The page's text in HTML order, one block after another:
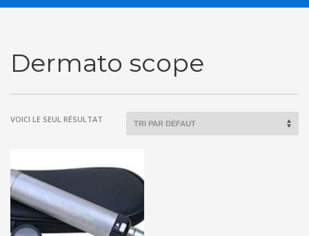
Dermato scope
VOICI LE SEUL RÉSULTAT